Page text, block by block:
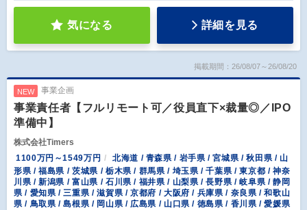
気になる 詳細を見る
掲載期間：26/08/07～26/08/20
NEW 事業企画
事業責任者【フルリモート可／役員直下×裁量◎／IPO
準備中】
株式会社Timers
1100万円～1549万円
北海道 / 青森県 / 岩手県 / 宮城県 / 秋田県 / 山
形県 / 福島県 / 茨城県 / 栃木県 / 群馬県 / 埼玉県 / 千葉県 / 東京都 / 神奈
川県 / 新潟県 / 富山県 / 石川県 / 福井県 / 山梨県 / 長野県 / 岐阜県 / 静岡
県 / 愛知県 / 三重県 / 滋賀県 / 京都府 / 大阪府 / 兵庫県 / 奈良県 / 和歌山
県 / 鳥取県 / 島根県 / 岡山県 / 広島県 / 山口県 / 徳島県 / 香川県 / 愛媛県